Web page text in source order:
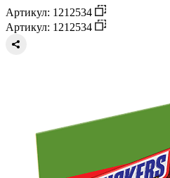
Артикул: 1212534
Артикул: 1212534